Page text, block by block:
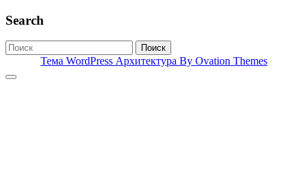
Search
Поиск
Тема WordPress Архитектура By Ovation Themes